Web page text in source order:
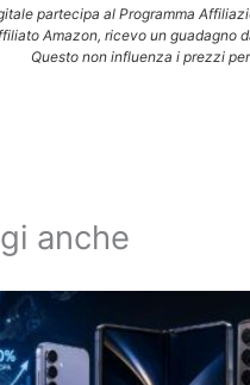
partecipa al Programma
Amazon, ricevo un guadagno
Questo non influenza i prezzi
anche